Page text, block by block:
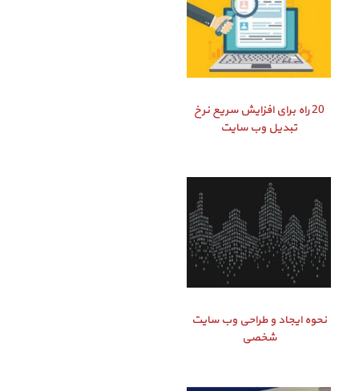
20 راه برای افزایش سریع نرخ
تبدیل وب سایت
نحوه ایجاد و طراحی وب سایت
شخصی